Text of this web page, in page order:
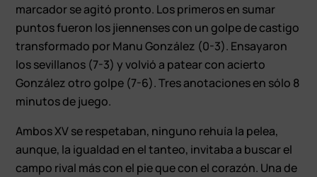
marcador se agitó pronto. Los primeros en sumar
puntos fueron los jiennenses con un golpe de castigo
transformado por Manu González (0-3). Ensayaron
los sevillanos (7-3) y volvió a patear con acierto
González otro golpe (7-6). Tres anotaciones en sólo 8
minutos de juego.
Ambos XV se respetaban, ninguno rehuía la pelea,
aunque, la igualdad en el tanteo, invitaba a buscar el
campo rival más con el pie que con el corazón. Una de